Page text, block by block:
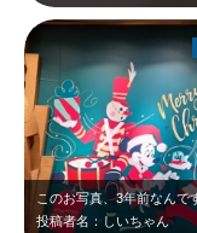
投稿者名：しいちゃん